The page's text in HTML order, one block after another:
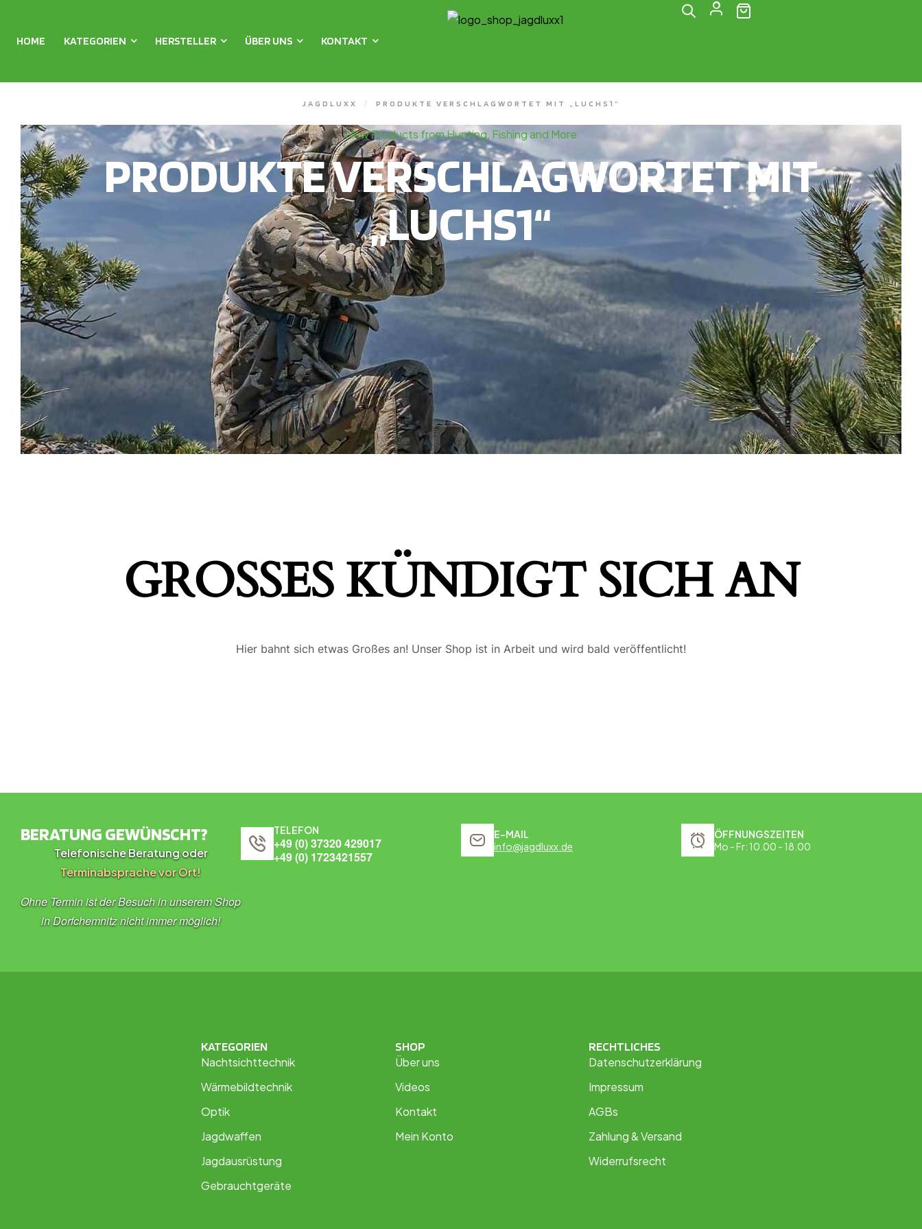
HOME KATEGORIEN HERSTELLER ÜBER UNS KONTAKT
JAGDLUXX / PRODUKTE VERSCHLAGWORTET MIT „LUCHS1“
New Products from Hunting, Fishing and More
PRODUKTE VERSCHLAGWORTET MIT
„LUCHS1“
GROSSES KÜNDIGT SICH AN
Hier bahnt sich etwas Großes an! Unser Shop ist in Arbeit und wird bald veröffentlicht!
BERATUNG GEWÜNSCHT?
Telefonische Beratung oder
Terminabsprache vor Ort!
Ohne Termin ist der Besuch in unserem Shop
in Dorfchemnitz nicht immer möglich!
TELEFON
+49 (0) 37320 429017
+49 (0) 1723421557
E-MAIL
info@jagdluxx.de
ÖFFNUNGSZEITEN
Mo - Fr: 10.00 - 18.00
KATEGORIEN
Nachtsichttechnik
Wärmebildtechnik
Optik
Jagdwaffen
Jagdausrüstung
Gebrauchtgeräte
SHOP
Über uns
Videos
Kontakt
Mein Konto
RECHTLICHES
Datenschutzerklärung
Impressum
AGBs
Zahlung & Versand
Widerrufsrecht